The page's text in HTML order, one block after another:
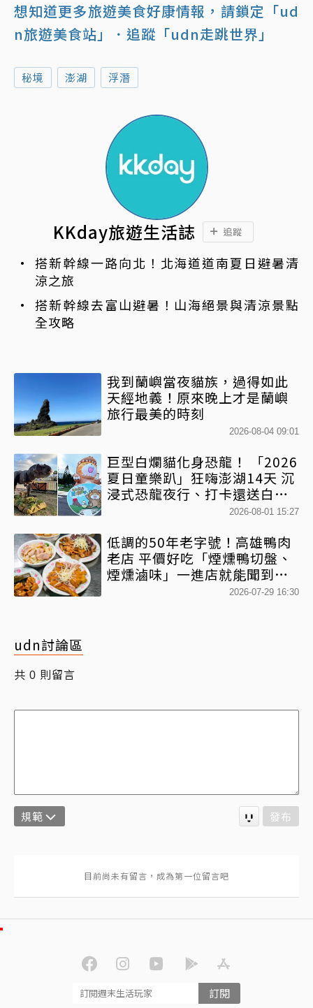
想知道更多旅遊美食好康情報，請鎖定「ud
n旅遊美食站」
．追蹤「udn走跳世界」
秘境 澎湖 浮潛
KKday旅遊生活誌 追蹤
搭新幹線一路向北！北海道道南夏日避暑清
涼之旅
搭新幹線去富山避暑！山海絕景與清涼景點
全攻略
我到蘭嶼當夜貓族，過得如此
天經地義！原來晚上才是蘭嶼
旅行最美的時刻
2026-08-04 09:01
巨型白爛貓化身恐龍！ 「2026
夏日童樂趴」狂嗨澎湖14天 沉
浸式恐龍夜行、打卡還送白爛
2026-08-01 15:27
低調的50年老字號！高雄鴨肉
老店 平價好吃「煙燻鴨切盤、
煙燻滷味」一進店就能聞到香
2026-07-29 16:30
udn討論區
共 0 則留言
規範 發布
訂閱